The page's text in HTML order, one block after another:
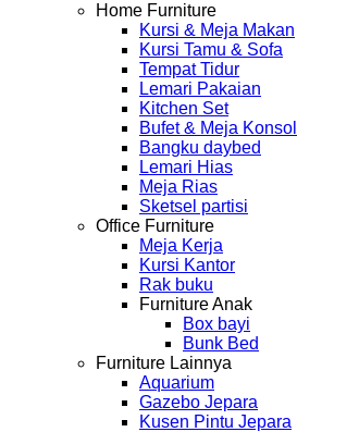
Home Furniture
Kursi & Meja Makan
Kursi Tamu & Sofa
Tempat Tidur
Lemari Pakaian
Kitchen Set
Bufet & Meja Konsol
Bangku daybed
Lemari Hias
Meja Rias
Sketsel partisi
Office Furniture
Meja Kerja
Kursi Kantor
Rak buku
Furniture Anak
Box bayi
Bunk Bed
Furniture Lainnya
Aquarium
Gazebo Jepara
Kusen Pintu Jepara